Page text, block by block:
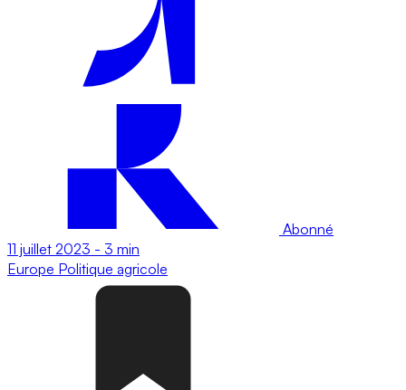
Abonné
11 juillet 2023 - 3 min
Europe Politique agricole